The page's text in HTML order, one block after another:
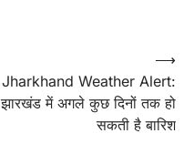
Jharkhand Weather Alert:
झारखंड में अगले कुछ दिनों तक हो
सकती है बारिश
⟶